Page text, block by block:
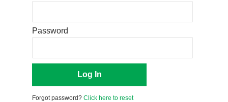
Password
Forgot password? Click here to reset